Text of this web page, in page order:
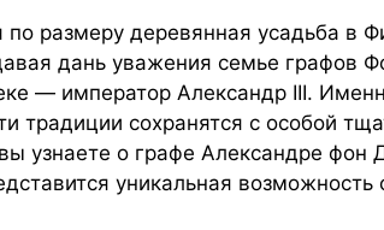
размеру деревянная усадьба в
дань уважения семье графов
— император Александр III.
сохранятся с особой
узнаете о графе Александре фон
уникальная возможность